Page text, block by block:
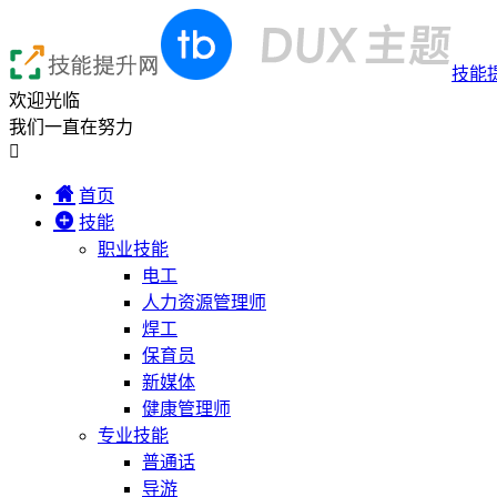
技能
欢迎光临
我们一直在努力

首页
技能
职业技能
电工
人力资源管理师
焊工
保育员
新媒体
健康管理师
专业技能
普通话
导游